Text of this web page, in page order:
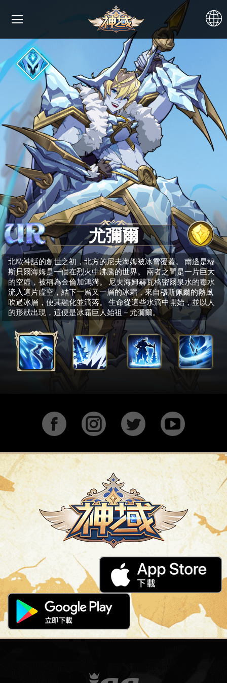
尤彌爾
北歐神話的創世之初，北方的尼夫海姆被冰雪覆蓋。 南邊是穆
斯貝爾海姆是一個在烈火中沸騰的世界。 兩者之間是一片巨大
的空虛，被稱為金倫加鴻溝。 尼夫海姆赫瓦格密爾泉水的毒水
流入這片虛空，結下一層又一層的冰霜，來自穆斯佩爾的熱風
吹過冰層，使其融化並滴落。 生命從這些水滴中開始，並以人
的形狀出現，這便是冰霜巨人始祖－尤彌爾。
FacebookInstagram
Twitter